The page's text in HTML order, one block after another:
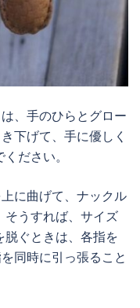
、手のひらとグロー
下げて、手に優しく
ださい。
に曲げて、ナックル
そうすれば、サイズ
ぐときは、各指を
同時に引っ張ること